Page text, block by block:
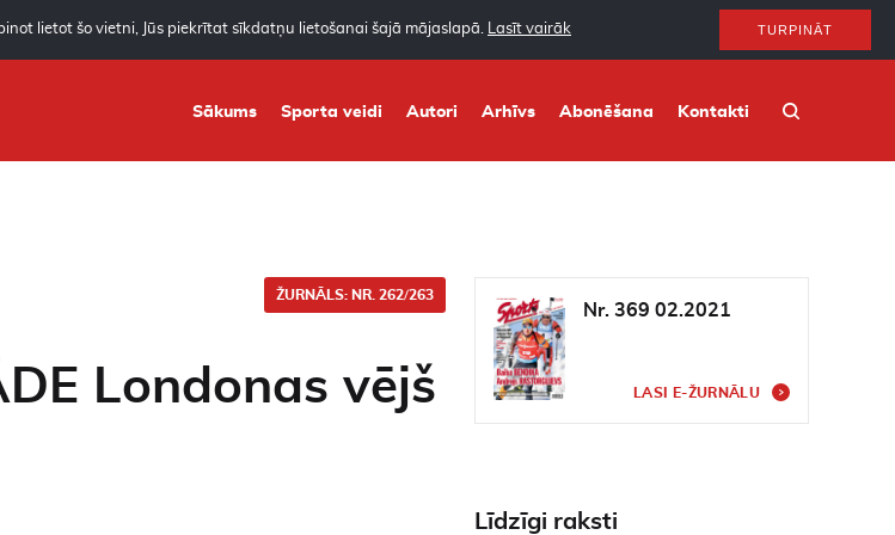
lietot šo vietni, Jūs piekrītat sīkdatņu lietošanai šajā mājaslapā. Lasīt vairāk TURPINĀT
Sākums Sporta veidi Autori Arhīvs Abonēšana Kontakti
ŽURNĀLS: NR. 262/263
Londonas vējš
Nr. 369 02.2021
LASI E-ŽURNĀLU
Līdzīgi raksti